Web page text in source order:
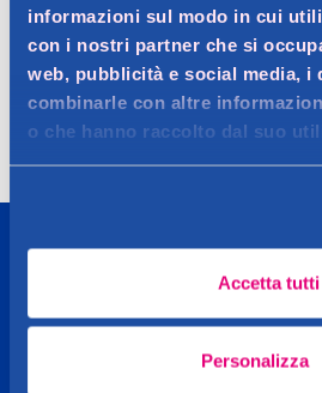
informazioni sul modo in cui
con i nostri partner che si
web, pubblicità e social media, i
combinarle con altre
o che hanno raccolto dal suo
Accetta tutti
Personalizza
Spedizione Resi
OGGI MI VOGLIO BENE